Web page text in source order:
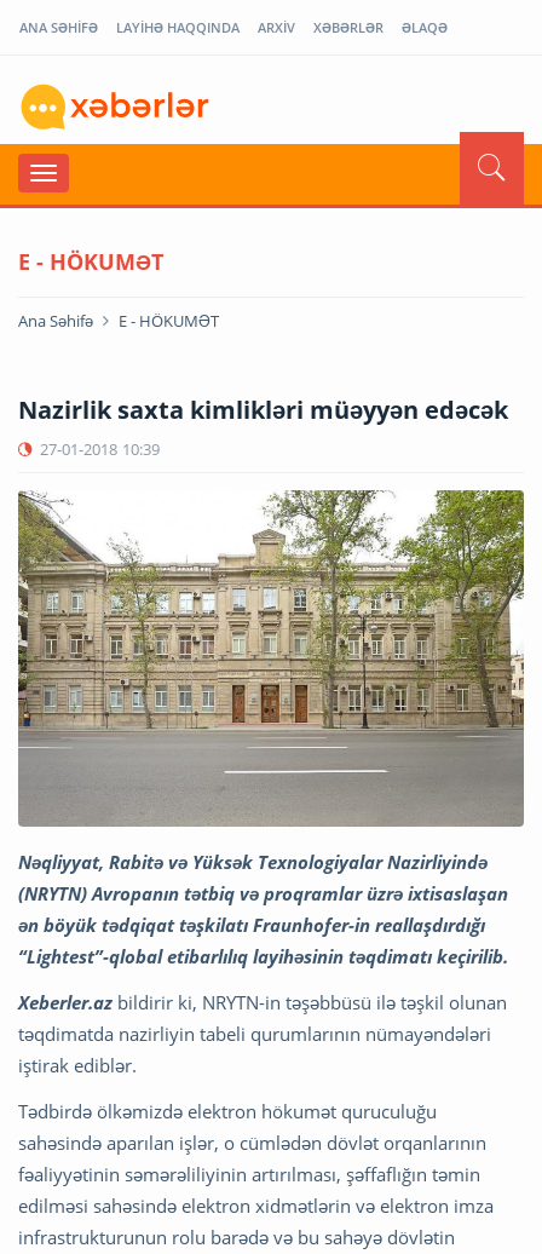
ANA SƏHİFƏ LAYİHƏ HAQQINDA ARXİV XƏBƏRLƏR ƏLAQƏ
E - HÖKUMƏT
Ana Səhifə E - HÖKUMƏT
Nazirlik saxta kimlikləri müəyyən edəcək
27-01-2018 10:39
Nəqliyyat, Rabitə və Yüksək Texnologiyalar Nazirliyində
(NRYTN) Avropanın tətbiq və proqramlar üzrə ixtisaslaşan
ən böyük tədqiqat təşkilatı Fraunhofer-in reallaşdırdığı
“Lightest”-qlobal etibarlılıq layihəsinin təqdimatı keçirilib.
Xeberler.az bildirir ki, NRYTN-in təşəbbüsü ilə təşkil olunan
təqdimatda nazirliyin tabeli qurumlarının nümayəndələri
iştirak ediblər.
Tədbirdə ölkəmizdə elektron hökumət quruculuğu
sahəsində aparılan işlər, o cümlədən dövlət orqanlarının
fəaliyyətinin səmərəliliyinin artırılması, şəffaflığın təmin
edilməsi sahəsində elektron xidmətlərin və elektron imza
infrastrukturunun rolu barədə və bu sahəyə dövlətin